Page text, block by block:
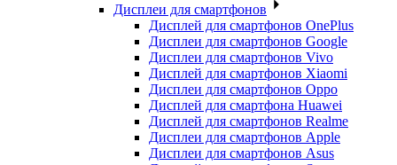
Дисплеи для смартфонов
Дисплей для смартфонов OnePlus
Дисплеи для смартфонов Google
Дисплеи для смартфонов Vivo
Дисплей для смартфонов Xiaomi
Дисплеи для смартфонов Oppo
Дисплей для смартфона Huawei
Дисплей для смартфонов Realme
Дисплеи для смартфонов Apple
Дисплеи для смартфонов Asus